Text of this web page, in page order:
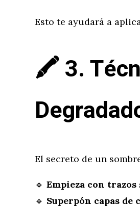
Esto te ayudará a
🖍️3.
El secreto de un
🔹 Empieza con
🔹 Superpón capas